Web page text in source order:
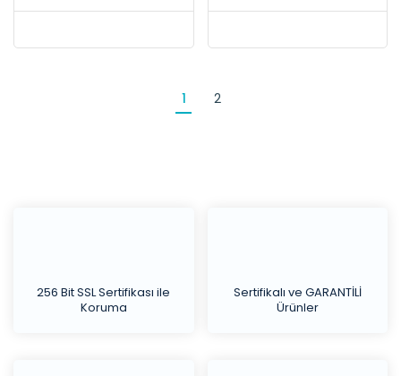
1 2
256 Bit SSL Sertifikası ile
Koruma
Sertifikalı ve GARANTİLİ
Ürünler